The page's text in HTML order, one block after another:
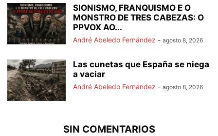
SIONISMO, FRANQUISMO E O
MONSTRO DE TRES CABEZAS: O
PPVOX AO...
André Abeledo Fernández - agosto 8, 2026
Las cunetas que España se niega
a vaciar
André Abeledo Fernández - agosto 8, 2026
SIN COMENTARIOS